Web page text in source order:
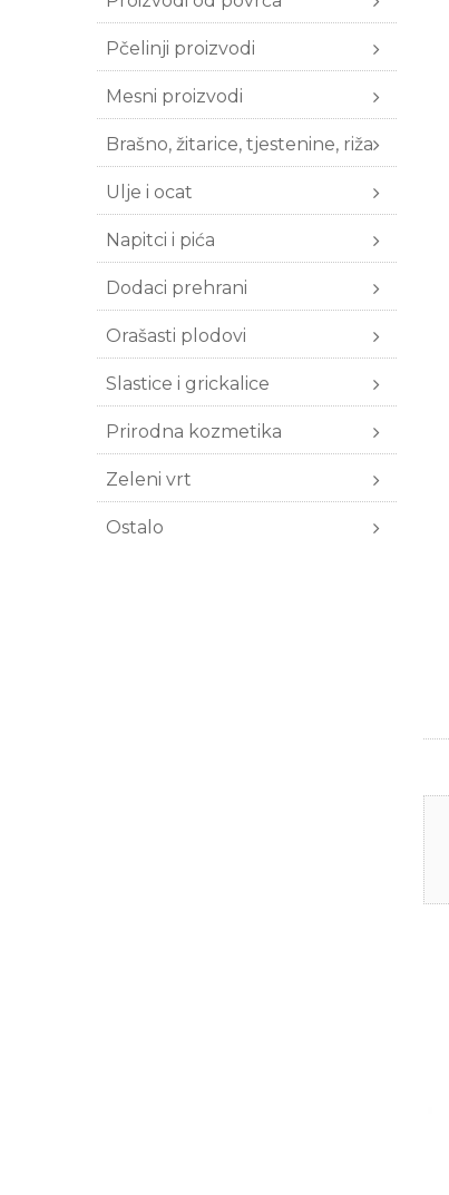
Pčelinji proizvodi
Mesni proizvodi
Brašno, žitarice, tjestenine, riža
Ulje i ocat
Napitci i pića
Dodaci prehrani
Orašasti plodovi
Slastice i grickalice
Prirodna kozmetika
Zeleni vrt
Ostalo